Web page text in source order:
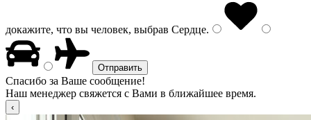
докажите, что вы человек, выбрав Сердце.
Спасибо за Ваше сообщение!
Наш менеджер свяжется с Вами в ближайшее время.